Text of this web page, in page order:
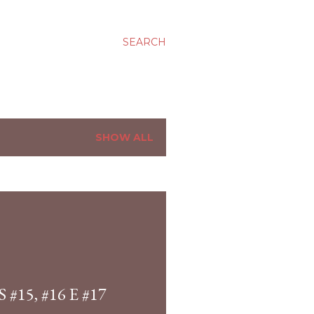
SEARCH
SHOW ALL
#16 E #17